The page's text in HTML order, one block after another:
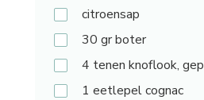
citroensap
30 grboter
4 tenen knoflook,
1 eetlepelcognac